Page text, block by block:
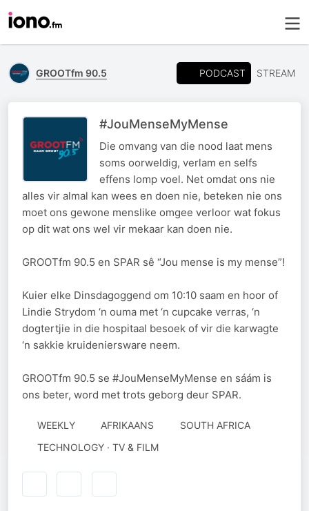
GROOTfm 90.5 PODCAST STREAM
#JouMenseMyMense
Die omvang van die nood laat mens
soms oorweldig, verlam en selfs
effens lomp voel. Net omdat ons nie
alles vir almal kan wees en doen nie, beteken nie ons
moet ons gewone menslike omgee verloor wat fokus
op dit wat ons wel vir mekaar kan doen nie.
GROOTfm 90.5 en SPAR sê “Jou mense is my mense”!
Kuier elke Dinsdagoggend om 10:10 saam en hoor of
Lindie Strydom ‘n ouma met ‘n cupcake verras, ‘n
dogtertjie in die hospitaal besoek of vir die karwagte
‘n sakkie kruideniersware neem.
GROOTfm 90.5 se #JouMenseMyMense en sáám is
ons beter, word met trots geborg deur SPAR.
WEEKLY AFRIKAANS
SOUTH AFRICA
TECHNOLOGY · TV & FILM